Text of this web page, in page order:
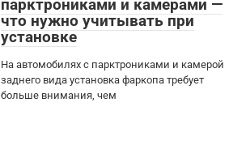
парктрониками и камерами —
что нужно учитывать при
установке
На автомобилях с парктрониками и камерой
заднего вида установка фаркопа требует
больше внимания, чем